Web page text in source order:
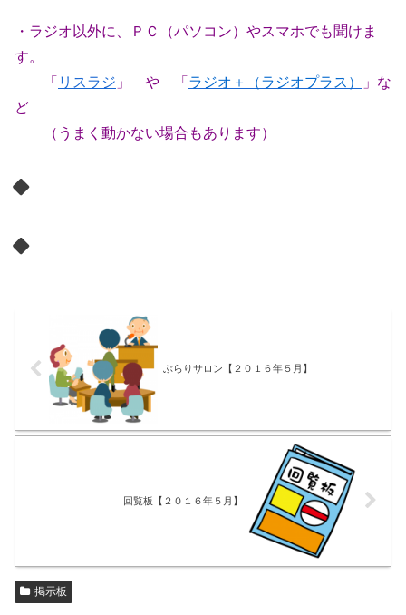
・ラジオ以外に、ＰＣ（パソコン）やスマホでも聞けま
す。
「 リスラジ 」 や 「 ラジオ＋（ラジオプラス）
」な
ど
（うまく動かない場合もあります）
ぶらりサロン【２０１６年５月】
回覧板【２０１６年５月】
掲示板